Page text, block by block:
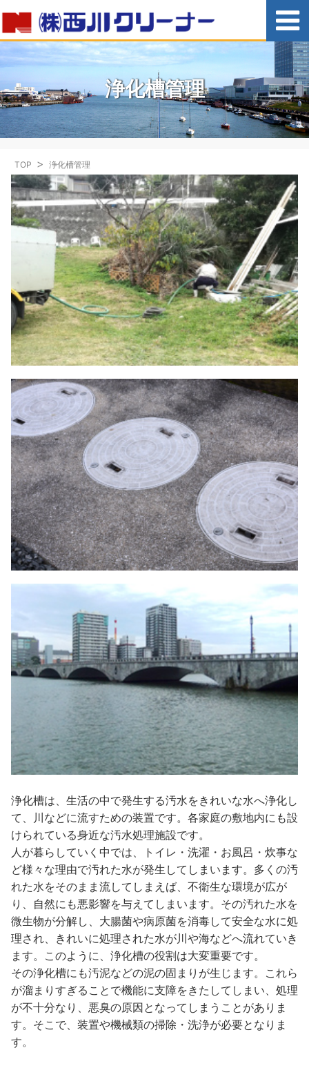
浄化槽管理
TOP 浄化槽管理
浄化槽は、生活の中で発生する汚水をきれいな水へ浄化し
て、川などに流すための装置です。各家庭の敷地内にも設
けられている身近な汚水処理施設です。
人が暮らしていく中では、トイレ・洗濯・お風呂・炊事な
ど様々な理由で汚れた水が発生してしまいます。多くの汚
れた水をそのまま流してしまえば、不衛生な環境が広が
り、自然にも悪影響を与えてしまいます。その汚れた水を
微生物が分解し、大腸菌や病原菌を消毒して安全な水に処
理され、きれいに処理された水が川や海などへ流れていき
ます。このように、浄化槽の役割は大変重要です。
その浄化槽にも汚泥などの泥の固まりが生じます。これら
が溜まりすぎることで機能に支障をきたしてしまい、処理
が不十分なり、悪臭の原因となってしまうことがありま
す。そこで、装置や機械類の掃除・洗浄が必要となりま
す。